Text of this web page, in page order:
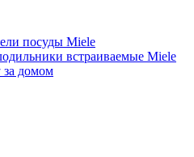
посуды Miele
встраиваемые Miele
за домом